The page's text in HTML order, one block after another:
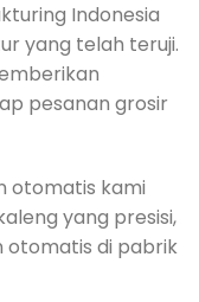
Indonesia
yang telah teruji.
pesanan grosir
otomatis kami
yang presisi,
otomatis di pabrik